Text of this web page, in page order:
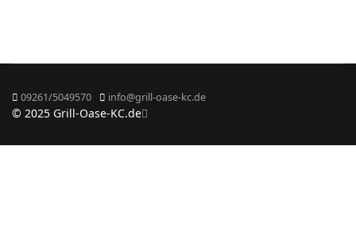
09261/5049570 info@grill-oase-kc.de
© 2025 Grill-Oase-KC.de